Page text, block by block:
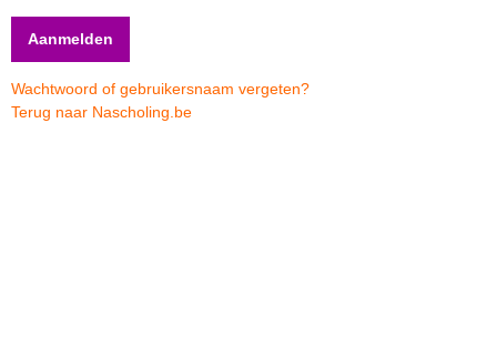
Wachtwoord of gebruikersnaam vergeten?
Terug naar Nascholing.be